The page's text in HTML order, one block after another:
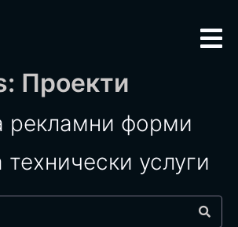
Проекти
рекламни форми
услуги